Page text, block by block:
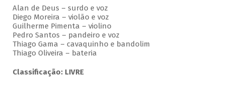
Alan de Deus – surdo e voz
Diego Moreira – violão e voz
Guilherme Pimenta – violino
Pedro Santos – pandeiro e voz
Thiago Gama – cavaquinho e bandolim
Thiago Oliveira – bateria
Classificação: LIVRE